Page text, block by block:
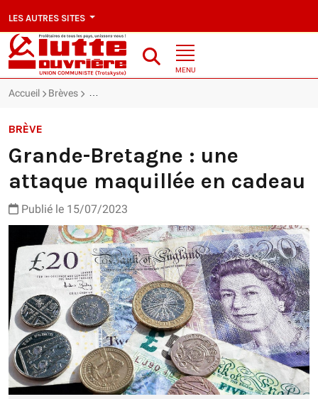
LES AUTRES SITES
MENU
Accueil Brèves Grande-Bretagne : une attaque maquillée en cadeau
BRÈVE
Grande-Bretagne : une
attaque maquillée en cadeau
Publié le 15/07/2023